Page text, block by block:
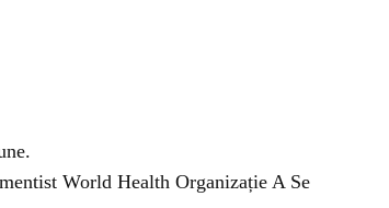
World Health Organizație A Se